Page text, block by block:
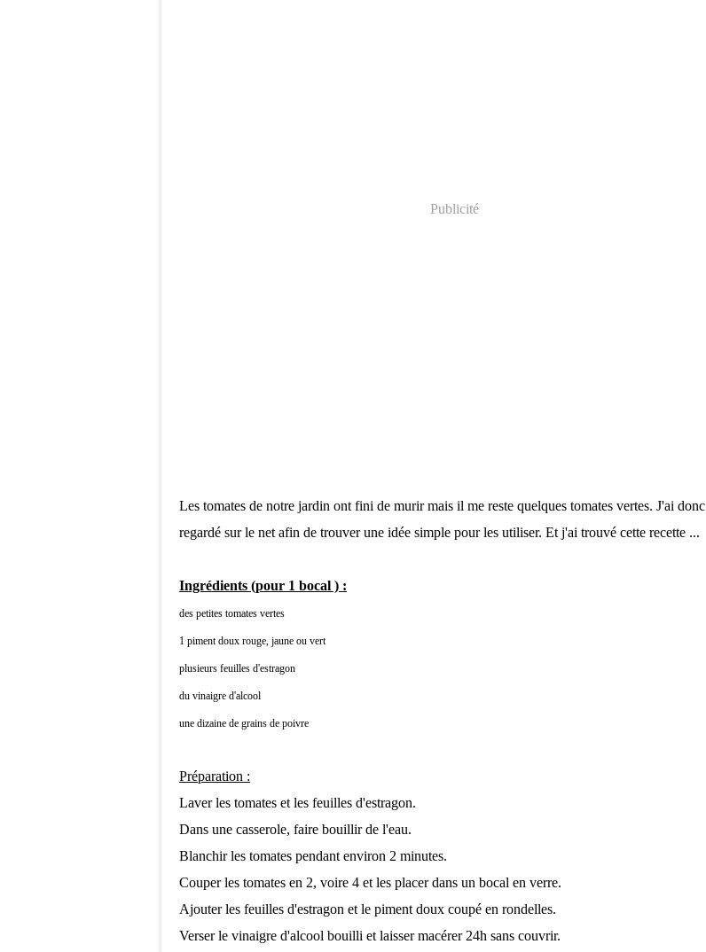
Publicité
Les tomates de notre jardin ont fini de murir mais il me reste quelques tomates vertes. J'ai donc
regardé sur le net afin de trouver une idée simple pour les utiliser. Et j'ai trouvé cette recette ...
Ingrédients (pour 1 bocal ) :
des petites tomates vertes
1 piment doux rouge, jaune ou vert
plusieurs feuilles d'estragon
du vinaigre d'alcool
une dizaine de grains de poivre
Préparation :
Laver les tomates et les feuilles d'estragon.
Dans une casserole, faire bouillir de l'eau.
Blanchir les tomates pendant environ 2 minutes.
Couper les tomates en 2, voire 4 et les placer dans un bocal en verre.
Ajouter les feuilles d'estragon et le piment doux coupé en rondelles.
Verser le vinaigre d'alcool bouilli et laisser macérer 24h sans couvrir.